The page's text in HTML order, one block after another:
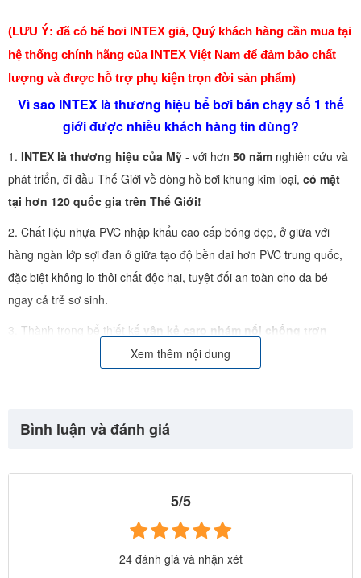
(LƯU Ý: đã có bể bơi INTEX giả, Quý khách hàng cần mua tại
hệ thống chính hãng của INTEX Việt Nam để đảm bảo chất
lượng và được hỗ trợ phụ kiện trọn đời sản phẩm)
Vì sao INTEX là thương hiệu bể bơi bán chạy số 1 thế
giới được nhiều khách hàng tin dùng?
1. INTEX là thương hiệu của Mỹ - với hơn 50 năm nghiên cứu và
phát triển, đi đầu Thế Giới về dòng hồ bơi khung kim loại, có mặt
tại hơn 120 quốc gia trên Thế Giới!
2. Chất liệu nhựa PVC nhập khẩu cao cấp bóng đẹp, ở giữa với
hàng ngàn lớp sợi đan ở giữa tạo độ bền dai hơn PVC trung quốc,
đặc biệt không lo thôi chất độc hại, tuyệt đối an toàn cho da bé
ngay cả trẻ sơ sinh.
3. Thành trong bể thiết kế vân kẻ caro nhám nổi chống trơn
trượt đảm bảo an toànvà tạo hình bể sang trọng, hơn hẳn các bể
4. 100% sản phẩm đã được kiểm tra chất lượng trước khi xuất
ưa chuộng tại các thị trường khó tính này)
5. Mẫu mã đa dạng, thiết kế đồng bộ, có lỗ chờ lắp máy lọc, van xả
nước... và tương thích nhiều phụ kiện bể bơi khác.
6. Khung kim loại hợp kim nhẹ nhưng rất chắc khoẻ, sử dụng công
Xem thêm nội dung
Bình luận và đánh giá
5/5
24 đánh giá và nhận xét